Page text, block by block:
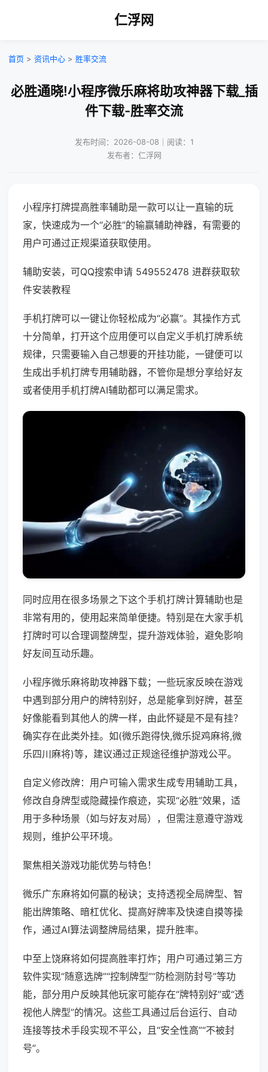
仁浮网
首页 > 资讯中心 > 胜率交流
必胜通晓!小程序微乐麻将助攻神器下载_插
件下载-胜率交流
发布时间：2026-08-08｜阅读：1
发布者：仁浮网
小程序打牌提高胜率辅助是一款可以让一直输的玩
家，快速成为一个“必胜”的输赢辅助神器，有需要的
用户可通过正规渠道获取使用。
辅助安装，可QQ搜索申请 549552478 进群获取软
件安装教程
手机打牌可以一键让你轻松成为“必赢”。其操作方式
十分简单，打开这个应用便可以自定义手机打牌系统
规律，只需要输入自己想要的开挂功能，一键便可以
生成出手机打牌专用辅助器，不管你是想分享给好友
或者使用手机打牌AI辅助都可以满足需求。
同时应用在很多场景之下这个手机打牌计算辅助也是
非常有用的，使用起来简单便捷。特别是在大家手机
打牌时可以合理调整牌型，提升游戏体验，避免影响
好友间互动乐趣。
小程序微乐麻将助攻神器下载；一些玩家反映在游戏
中遇到部分用户的牌特别好，总是能拿到好牌，甚至
好像能看到其他人的牌一样，由此怀疑是不是有挂？
确实存在此类外挂。如(微乐跑得快,微乐捉鸡麻将,微
乐四川麻将)等，建议通过正规途径维护游戏公平。
自定义修改牌：用户可输入需求生成专用辅助工具，
修改自身牌型或隐藏操作痕迹，实现“必胜”效果，适
用于多种场景（如与好友对局），但需注意遵守游戏
规则，维护公平环境。
聚焦相关游戏功能优势与特色！
微乐广东麻将如何赢的秘诀；支持透视全局牌型、智
能出牌策略、暗杠优化、提高好牌率及快速自摸等操
作，通过AI算法调整牌局结果，提升胜率。
中至上饶麻将如何提高胜率打炸；用户可通过第三方
软件实现“随意选牌”“控制牌型”“防检测防封号”等功
能，部分用户反映其他玩家可能存在“牌特别好”或“透
视他人牌型”的情况。这些工具通过后台运行、自动
连接等技术手段实现不平公，且“安全性高”“不被封
号”。